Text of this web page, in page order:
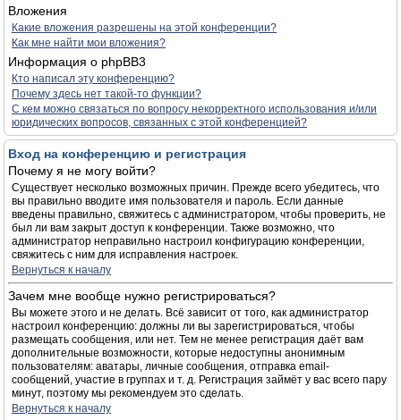
Вложения
Какие вложения разрешены на этой конференции?
Как мне найти мои вложения?
Информация о phpBB3
Кто написал эту конференцию?
Почему здесь нет такой-то функции?
С кем можно связаться по вопросу некорректного использования и/или
юридических вопросов, связанных с этой конференцией?
Вход на конференцию и регистрация
Почему я не могу войти?
Существует несколько возможных причин. Прежде всего убедитесь, что
вы правильно вводите имя пользователя и пароль. Если данные
введены правильно, свяжитесь с администратором, чтобы проверить, не
был ли вам закрыт доступ к конференции. Также возможно, что
администратор неправильно настроил конфигурацию конференции,
свяжитесь с ним для исправления настроек.
Вернуться к началу
Зачем мне вообще нужно регистрироваться?
Вы можете этого и не делать. Всё зависит от того, как администратор
настроил конференцию: должны ли вы зарегистрироваться, чтобы
размещать сообщения, или нет. Тем не менее регистрация даёт вам
дополнительные возможности, которые недоступны анонимным
пользователям: аватары, личные сообщения, отправка email-
сообщений, участие в группах и т. д. Регистрация займёт у вас всего пару
минут, поэтому мы рекомендуем это сделать.
Вернуться к началу